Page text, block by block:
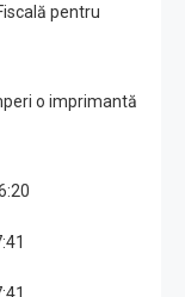
pentru
o imprimantă